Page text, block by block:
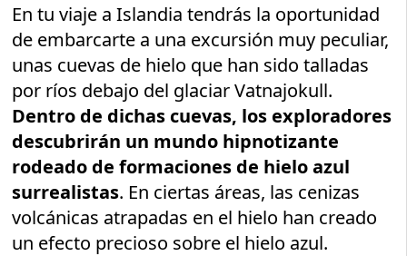
En tu viaje a Islandia tendrás la oportunidad
de embarcarte a una excursión muy peculiar,
unas cuevas de hielo que han sido talladas
por ríos debajo del glaciar Vatnajokull.
Dentro de dichas cuevas, los exploradores
descubrirán un mundo hipnotizante
rodeado de formaciones de hielo azul
surrealistas. En ciertas áreas, las cenizas
volcánicas atrapadas en el hielo han creado
un efecto precioso sobre el hielo azul.